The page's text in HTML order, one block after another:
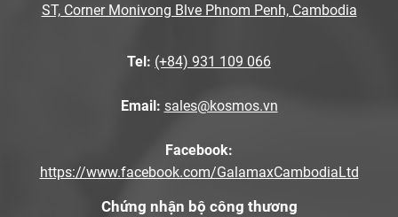
ST, Corner Monivong Blve Phnom Penh, Cambodia
Tel: (+84) 931 109 066
Email: sales@kosmos.vn
Facebook:
https://www.facebook.com/GalamaxCambodiaLtd
Chứng nhận bộ công thương